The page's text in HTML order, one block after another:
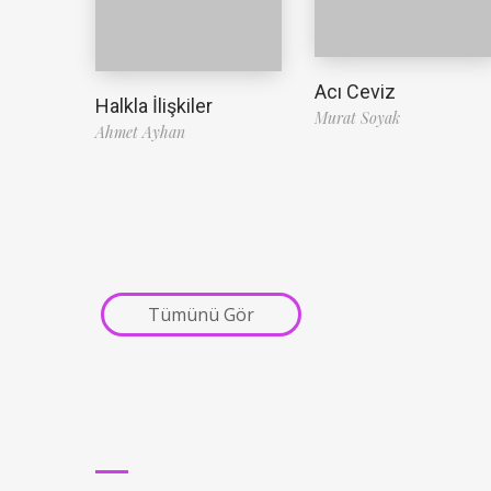
Halkla İlişkiler
Ahmet Ayhan
Acı Ceviz
Murat Soyak
Tümünü Gör